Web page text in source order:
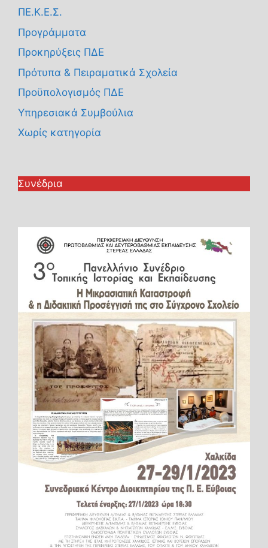
ΠΕ.Κ.Ε.Σ.
Προγράμματα
Προκηρύξεις ΠΔΕ
Πρότυπα & Πειραματικά Σχολεία
Προϋπολογισμός ΠΔΕ
Υπηρεσιακά Συμβούλια
Χωρίς κατηγορία
Συνέδρια